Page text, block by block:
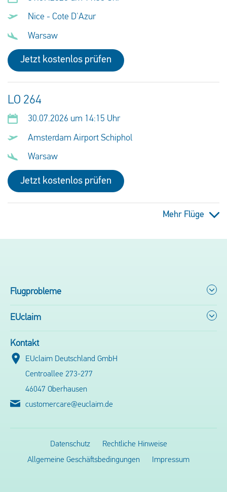
Nice - Cote D'Azur
Warsaw
Jetzt kostenlos prüfen
LO 264
30.07.2026 um 14:15 Uhr
Amsterdam Airport Schiphol
Warsaw
Jetzt kostenlos prüfen
Mehr Flüge
Flugprobleme
EUclaim
Kontakt
EUclaim Deutschland GmbH
Centroallee 273-277
46047 Oberhausen
customercare@euclaim.de
Datenschutz
Rechtliche Hinweise
Allgemeine Geschäftsbedingungen
Impressum